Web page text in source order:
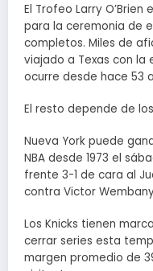
El Trofeo Larry
para la ceremonia de
completos. Miles de
viajado a Texas con la
ocurre desde hace 53
El resto depende de
Nueva York puede
NBA desde 1973 el
frente 3-1 de cara al
contra Victor
Los Knicks tienen
cerrar series esta
margen promedio de